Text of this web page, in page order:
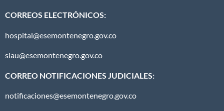
CORREOS ELECTRÓNICOS:
hospital@esemontenegro.gov.co
siau@esemontenegro.gov.co
CORREO NOTIFICACIONES JUDICIALES:
notificaciones@esemontenegro.gov.co